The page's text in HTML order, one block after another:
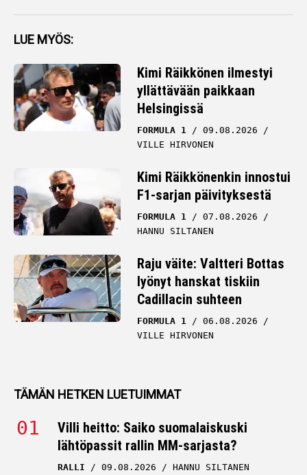
LUE MYÖS:
Kimi Räikkönen ilmestyi
yllättävään paikkaan
Helsingissä
FORMULA 1
09.08.2026
VILLE HIRVONEN
Kimi Räikkönenkin innostui
F1-sarjan päivityksestä
FORMULA 1
07.08.2026
HANNU SILTANEN
Raju väite: Valtteri Bottas
lyönyt hanskat tiskiin
Cadillacin suhteen
FORMULA 1
06.08.2026
VILLE HIRVONEN
TÄMÄN HETKEN LUETUIMMAT
Villi heitto: Saiko suomalaiskuski
lähtöpassit rallin MM-sarjasta?
RALLI 09.08.2026 HANNU SILTANEN